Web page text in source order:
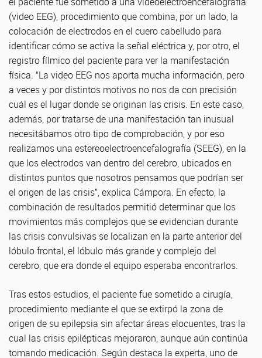
(video EEG), procedimiento que combina, por un lado, la
colocación de electrodos en el cuero cabelludo para
identificar cómo se activa la señal eléctrica y, por otro, el
registro fílmico del paciente para ver la manifestación
física. “La video EEG nos aporta mucha información, pero
a veces y por distintos motivos no nos da con precisión
cuál es el lugar donde se originan las crisis. En este caso,
además, por tratarse de una manifestación tan inusual
necesitábamos otro tipo de comprobación, y por eso
realizamos una estereoelectroencefalografía (SEEG), en la
que los electrodos van dentro del cerebro, ubicados en
distintos puntos que nosotros pensamos que podrían ser
el origen de las crisis”, explica Cámpora. En efecto, la
combinación de resultados permitió determinar que los
movimientos más complejos que se evidencian durante
las crisis convulsivas se localizan en la parte anterior del
lóbulo frontal, el lóbulo más grande y complejo del
cerebro, que era donde el equipo esperaba encontrarlos.
Tras estos estudios, el paciente fue sometido a cirugía,
procedimiento mediante el que se extirpó la zona de
origen de su epilepsia sin afectar áreas elocuentes, tras la
cual las crisis epilépticas mejoraron, aunque aún continúa
tomando medicación. Según destaca la experta, uno de